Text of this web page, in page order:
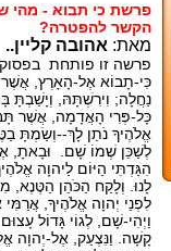
פרשת כי תבוא - מהי
הקשר להפטרה?
מאת: אהובה קליין..
פרשה זו פותחת
כִּי-תָבוֹא אֶל-הָאָרֶץ, אֲשֶׁר
נַחֲלָה; וִירִשְׁתָּהּ, וְיָשַׁבְתָּ
כָּל-פְּרִי הָאֲדָמָה, אֲשֶׁר
אֱלֹהֶיךָ נֹתֵן לָךְ--וְשַׂמְתָּ
לְשַׁכֵּן שְׁמוֹ שָׁם. וּבָאתָ,
הִגַּדְתִּי הַיּוֹם לַיהוָה
לָנוּ. וְלָקַח הַכֹּהֵן הַטֶּנֶא,
לִפְנֵי יְהוָה אֱלֹהֶיךָ,
וַיְהִי-שָׁם, לְגוֹי גָּדוֹל
קָשָׁה. וַנִּצְעַק, אֶל-יְהוָה